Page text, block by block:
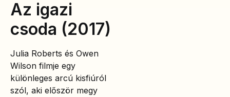
Az igazi
csoda (2017)
Julia Roberts és Owen
Wilson filmje egy
különleges arcú kisfiúról
szól, aki először megy